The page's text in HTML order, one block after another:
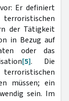
Er definiert
der Tätigkeit
in Bezug auf
oder das
[5]. Die
müssen; ein
sein. Im